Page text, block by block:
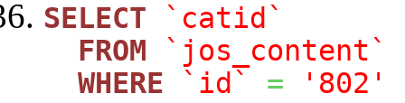
SELECT
`catid`
FROM
`jos_content`
WHERE
`id` =
'802'